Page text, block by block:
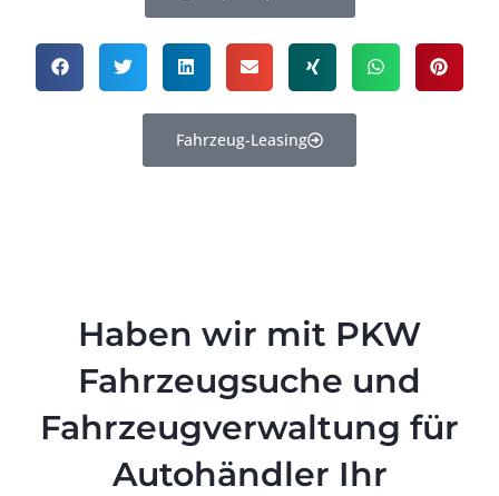
Fahrzeug-Leasing
Haben wir mit PKW
Fahrzeugsuche und
Fahrzeugverwaltung für
Autohändler Ihr